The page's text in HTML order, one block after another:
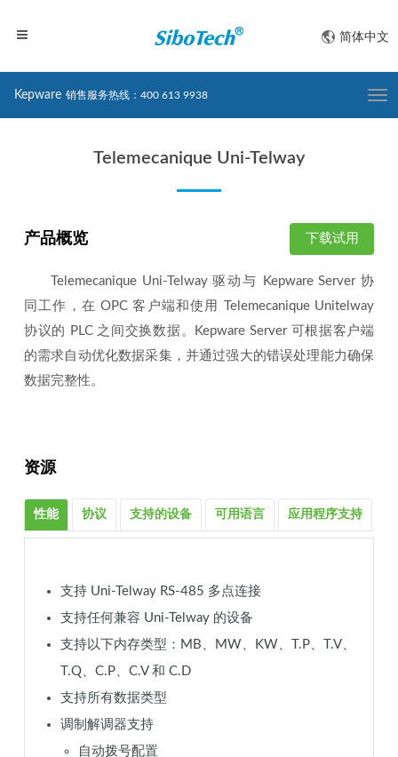
简体中文
Kepware 销售服务热线：400 613 9938
Telemecanique Uni-Telway
产品概览 下载试用
Telemecanique Uni-Telway 驱动与 Kepware Server 协
同工作，在 OPC 客户端和使用 Telemecanique Unitelway
协议的 PLC 之间交换数据。Kepware Server 可根据客户端
的需求自动优化数据采集，并通过强大的错误处理能力确保
数据完整性。
资源
性能 协议 支持的设备 可用语言 应用程序支持
支持 Uni-Telway RS-485 多点连接
支持任何兼容 Uni-Telway 的设备
支持以下内存类型：MB、MW、KW、T.P、T.V、
T.Q、C.P、C.V 和 C.D
支持所有数据类型
调制解调器支持
自动拨号配置